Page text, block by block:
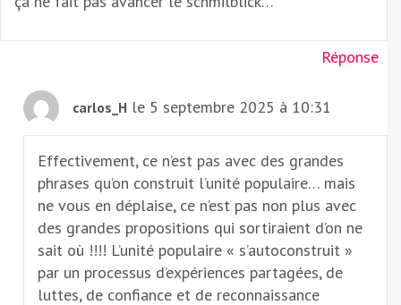
Réponse
carlos_H le 5 septembre 2025 à 10:31
Effectivement, ce n’est pas avec des grandes
phrases qu’on construit l’unité populaire… mais
ne vous en déplaise, ce n’est pas non plus avec
des grandes propositions qui sortiraient d’on ne
sait où !!!! L’unité populaire « s’autoconstruit »
par un processus d’expériences partagées, de
luttes, de confiance et de reconnaissance